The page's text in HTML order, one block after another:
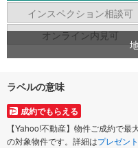
インスペクション相談可
オンライン内見可
ラベルの意味
成約でもらえる
【Yahoo!不動産】物件ご成約で
の対象物件です。詳細はプレゼン